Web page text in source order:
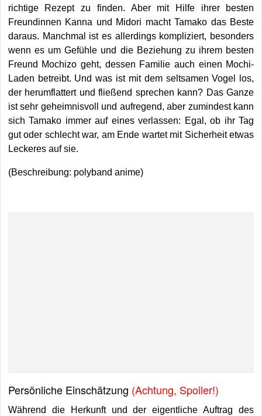
richtige Rezept zu finden. Aber mit Hilfe ihrer besten
Freundinnen Kanna und Midori macht Tamako das Beste
daraus. Manchmal ist es allerdings kompliziert, besonders
wenn es um Gefühle und die Beziehung zu ihrem besten
Freund Mochizo geht, dessen Familie auch einen Mochi-
Laden betreibt. Und was ist mit dem seltsamen Vogel los,
der herumflattert und fließend sprechen kann? Das Ganze
ist sehr geheimnisvoll und aufregend, aber zumindest kann
sich Tamako immer auf eines verlassen: Egal, ob ihr Tag
gut oder schlecht war, am Ende wartet mit Sicherheit etwas
Leckeres auf sie.
(Beschreibung: polyband anime)
Persönliche Einschätzung (Achtung, Spoiler!)
Während die Herkunft und der eigentliche Auftrag des